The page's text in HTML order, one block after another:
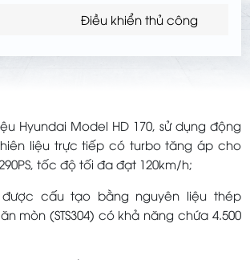
Điều khiển thủ công
Hyundai Model HD 170, sử dụng động
liệu trực tiếp có turbo tăng áp cho
tốc độ tối đa đạt 120km/h;
cấu tạo bằng nguyên liệu thép
mòn (STS304) có khả năng chứa 4.500